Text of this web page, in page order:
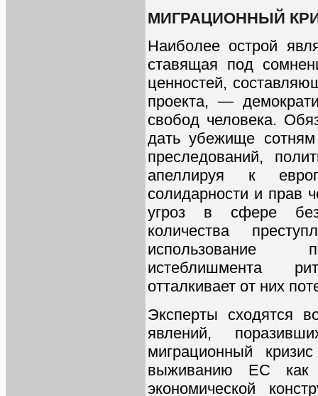
МИГРАЦИОННЫЙ
Наиболее острой
ставящая под
ценностей,
проекта, —
свобод человека.
дать убежище
преследований,
апеллируя к
солидарности и прав
угроз в сфере
количества
использование
истеблишмента
отталкивает от них
Эксперты сходятся
явлений,
миграционный
выживанию ЕС как
экономической